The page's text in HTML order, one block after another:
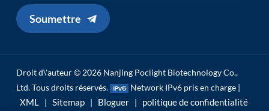
Soumettre
Droit d\'auteur © 2026 Nanjing Poclight Biotechnology Co.,
Ltd. Tous droits réservés.
Network IPv6 pris en charge |
XML | Sitemap | Bloguer | politique de confidentialité